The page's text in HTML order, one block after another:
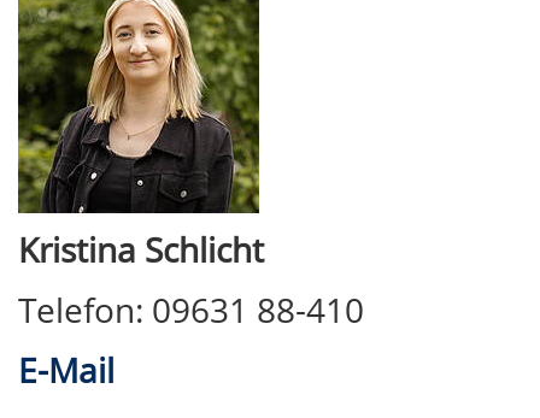
Kristina Schlicht
Telefon: 09631 88-410
E-Mail